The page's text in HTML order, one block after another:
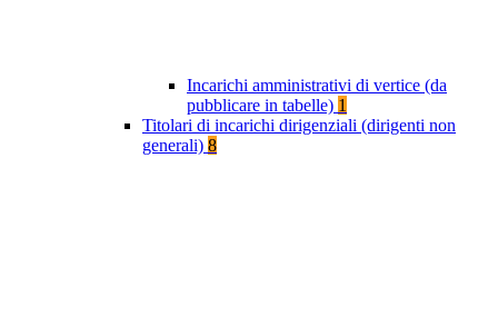
Incarichi amministrativi di vertice (da
pubblicare in tabelle) 1
Titolari di incarichi dirigenziali (dirigenti non
generali) 8